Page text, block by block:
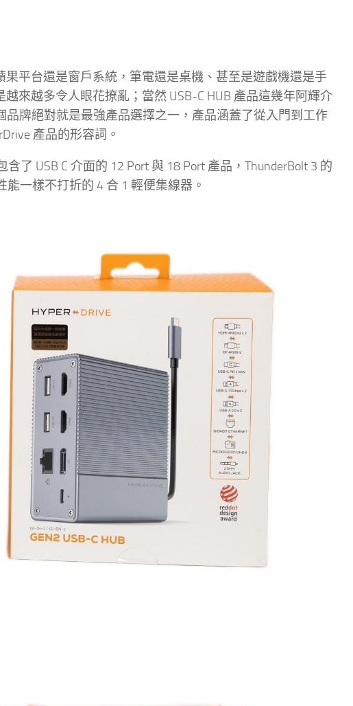
果平台還是窗戶系統，筆電還是桌機、甚至是遊戲機還是手
來越多令人眼花撩亂；當然 USB-C HUB 產品這幾年阿輝介
品牌絕對就是最強產品選擇之一，產品涵蓋了從入門到工作
產品的形容詞。
了 USB C 介面的 12 Port 與 18 Port 產品，ThunderBolt 3 的
一樣不打折的 4 合 1 輕便集線器。